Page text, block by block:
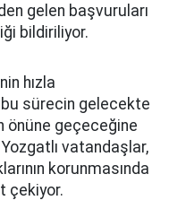
gelen başvuruları
bildiriliyor.
hızla
sürecin gelecekte
önüne geçeceğine
vatandaşlar,
korunmasında
çekiyor.